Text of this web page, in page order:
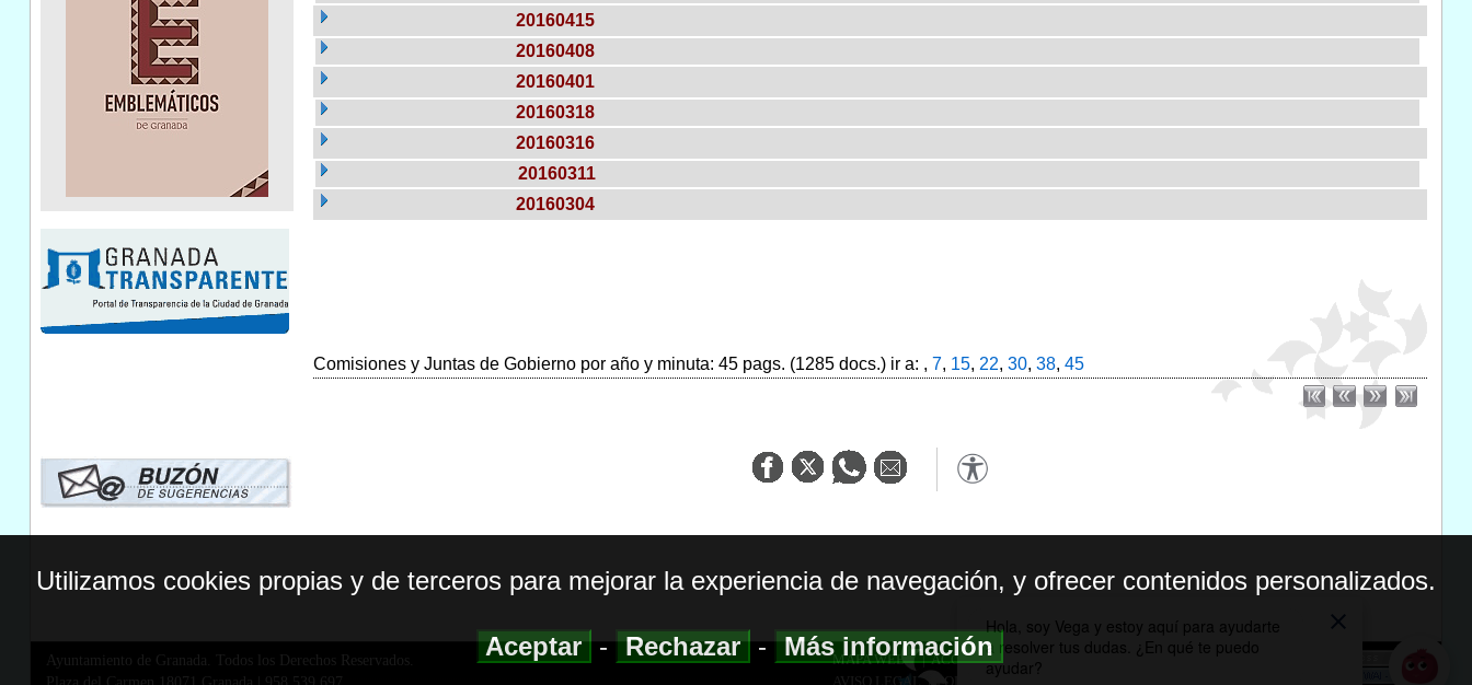
20160415
20160408
20160401
20160318
20160316
20160311
20160304
Comisiones y Juntas de Gobierno por año y minuta: 45 pags. (1285 docs.) ir a: , 7, 15, 22, 30, 38, 45
Ayuntamiento de Granada. Todos los Derechos Reservados.
MAPA WEB|ACCESIBILIDAD
AVISO LEGAL| POLITICA DE PRIVACIDAD
Utilizamos cookies propias y de terceros para mejorar la experiencia de navegación, y ofrecer contenidos personalizados.
Aceptar-Rechazar-Más información